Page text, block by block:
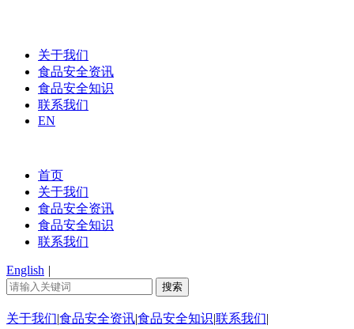
关于我们
食品安全资讯
食品安全知识
联系我们
EN
首页
关于我们
食品安全资讯
食品安全知识
联系我们
English |
关于我们|食品安全资讯|食品安全知识|联系我们|